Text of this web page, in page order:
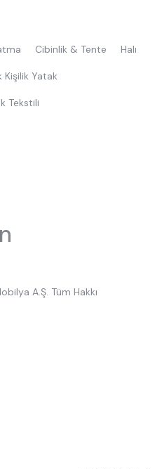
Cibinlik & Tente Halı
Kişilik Yatak
Tekstili
A.Ş. Tüm Hakkı